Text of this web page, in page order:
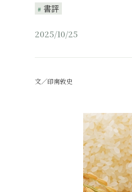
書評
2025/10/25
文／印南敦史